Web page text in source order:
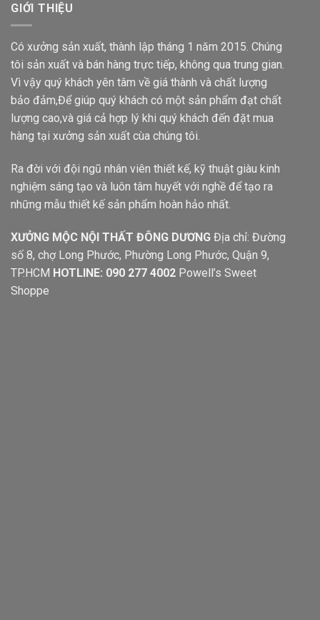
GIỚI THIỆU
Có xưởng sản xuất, thành lập tháng 1 năm 2015. Chúng
tôi sản xuất và bán hàng trực tiếp, không qua trung gian.
Vì vậy quý khách yên tâm về giá thành và chất lượng
bảo đảm,Để giúp quý khách có một sản phẩm đạt chất
lượng cao,và giá cả hợp lý khi quý khách đến đặt mua
hàng tại xưởng sản xuất cùa chúng tôi.
Ra đời với đội ngũ nhân viên thiết kế, kỹ thuật giàu kinh
nghiệm sáng tạo và luôn tâm huyết với nghề để tạo ra
những mẫu thiết kế sản phẩm hoàn hảo nhất.
XƯỞNG MỘC NỘI THẤT ĐÔNG DƯƠNG Địa chỉ: Đường
số 8, chợ Long Phước, Phường Long Phước, Quận 9,
TP.HCM HOTLINE: 090 277 4002 Powell’s Sweet
Shoppe